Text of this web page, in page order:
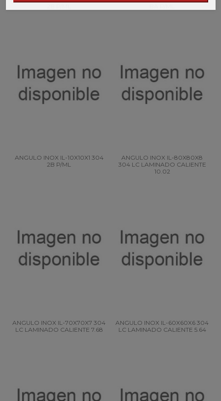
ANGULO INOX IL-10X10X1 304
2B P/ML
ANGULO INOX IL-80X80X8
304 LC LAMINADO CALIENTE
10.02
ANGULO INOX IL-70X70X7 304
LC LAMINADO CALIENTE 7.68
ANGULO INOX IL-60X60X6 304
LC LAMINADO CALIENTE 5.64